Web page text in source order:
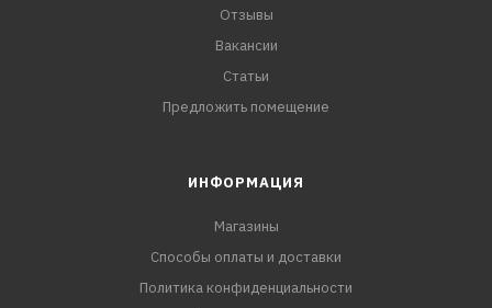
Отзывы
Вакансии
Статьи
Предложить помещение
ИНФОРМАЦИЯ
Магазины
Способы оплаты и доставки
Политика конфиденциальности